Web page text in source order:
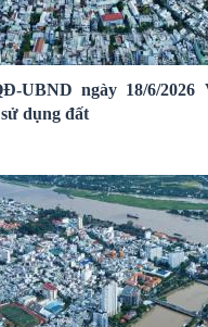
UBND ngày 18/6/2026
dụng đất